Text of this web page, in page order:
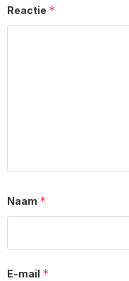
Reactie *
Naam *
E-mail *